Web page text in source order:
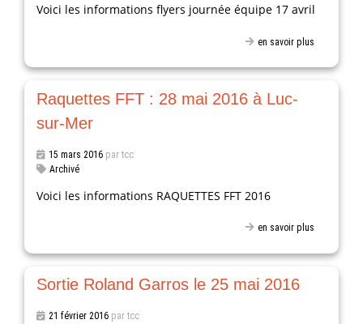
Voici les informations flyers journée équipe 17 avril
en savoir plus
Raquettes FFT : 28 mai 2016 à Luc-
sur-Mer
15 mars 2016 par tcc
Archivé
Voici les informations RAQUETTES FFT 2016
en savoir plus
Sortie Roland Garros le 25 mai 2016
21 février 2016 par tcc